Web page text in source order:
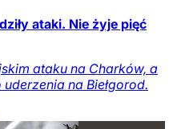
ataki. Nie żyje pięć
ataku na Charków, a
na Biełgorod.